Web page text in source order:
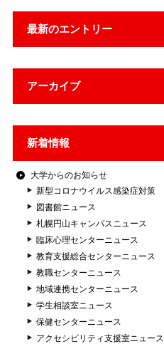
最新のエントリー
アーカイブ
新着情報
大学からのお知らせ
新型コロナウイルス感染症対策
図書館ニュース
札幌円山キャンパスニュース
臨床心理センターニュース
教育支援総合センターニュース
教職センターニュース
地域連携センターニュース
学生相談室ニュース
保健センターニュース
アクセシビリティ支援室ニュース